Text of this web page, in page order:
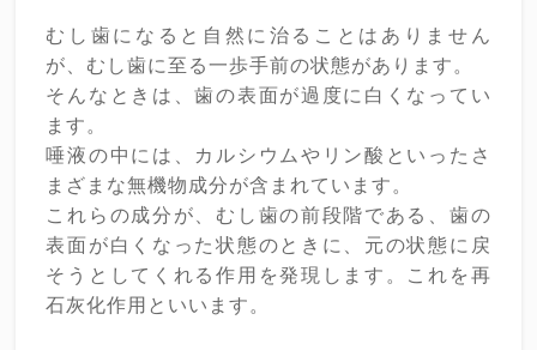
むし歯になると自然に治ることはありません
が、むし歯に至る一歩手前の状態があります。
そんなときは、歯の表面が過度に白くなってい
ます。
唾液の中には、カルシウムやリン酸といったさ
まざまな無機物成分が含まれています。
これらの成分が、むし歯の前段階である、歯の
表面が白くなった状態のときに、元の状態に戻
そうとしてくれる作用を発現します。これを再
石灰化作用といいます。